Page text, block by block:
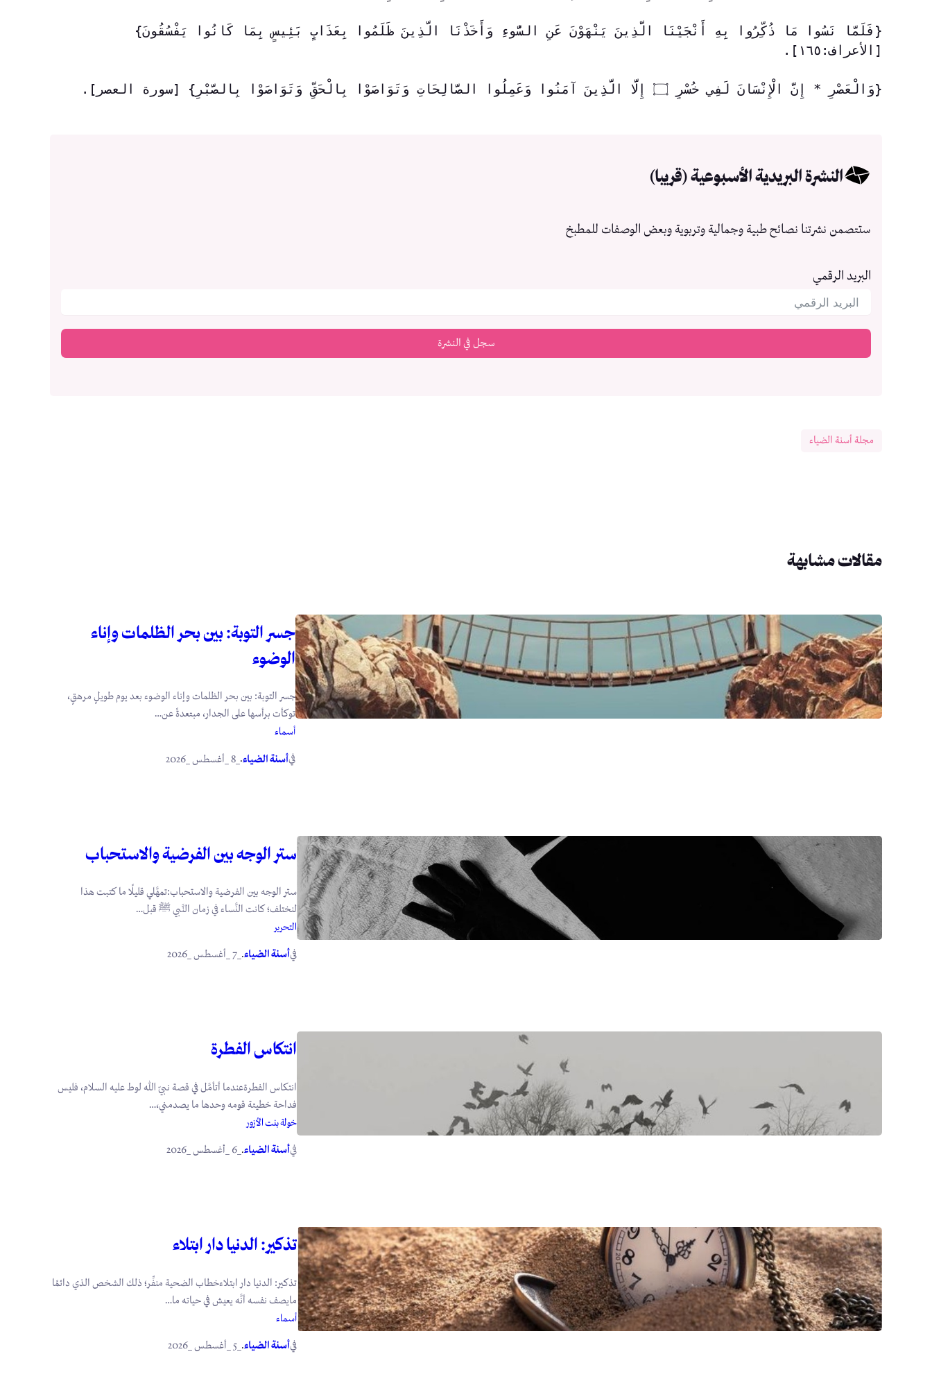
[الأعراف:١٦٥].
{وَالْعَصْرِ * إِنَّ الْإِنْسَانَ لَفِي خُسْرٍ ۝ إِلَّا الَّذِينَ آمَنُوا وَعَمِلُوا الصَّالِحَاتِ وَتَوَاصَوْا بِالْحَقِّ وَتَوَاصَوْا بِالصَّبْرِ} [سورة العصر].
النشرة البريدية الأسبوعية (قريبا)
ستتصمن نشرتنا نصائح طبية وجمالية وتربوية وبعض الوصفات للمطبخ
البريد الرقمي
سجل في النشرة
مجلة أسنة الضياء
مقالات مشابهة
جسر التوبة: بين بحر الظلمات وإناء
الوضوء
جسر التوبة: بين بحر الظلمات وإناء الوضوء بعد يوم طويلٍ مرهقٍ،
توكأت برأسها على الجدار، مبتعدةً عن…
أسماء
فيأسنة الضياء. _8 _أغسطس _2026
ستر الوجه بين الفرضية والاستحباب
ستر الوجه بين الفرضية والاستحباب:تمهَّلي قليلًا ما كتبت هذا
لنختلف؛ كانت النَّساء في زمان النَّبي ﷺ قبل…
التحرير
فيأسنة الضياء.
انتكاس الفطرة
انتكاس الفطرةعندما أتأمَّل في قصة نبيّ الله لوط عليه السلام، فليس
فداحة خطيئة قومه وحدها ما يصدمني،…
خولة بنت الأزور
فيأسنة الضياء.
تذكير: الدنيا دار ابتلاء
تذكير: الدنيا دار ابتلاءخطاب الضحية منفِّر؛ ذلك الشخص الذي دائمًا
مايصف نفسه أنَّه يعيش في حياته ما…
أسماء
فيأسنة الضياء.